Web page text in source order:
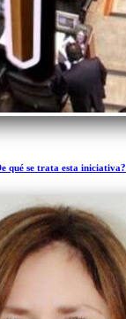
qué se trata esta iniciativa?